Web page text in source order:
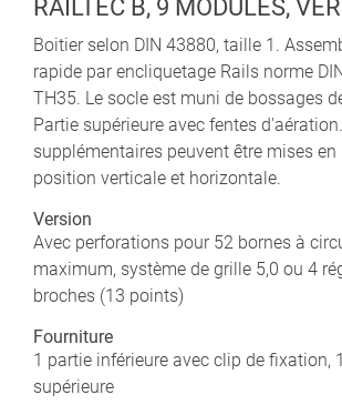
RAILTEC B, 9 MODULES,
Boitier selon DIN 43880, taille 1.
rapide par encliquetage Rails norme
TH35. Le socle est muni de bossages
Partie supérieure avec fentes
supplémentaires peuvent être mises en
position verticale et horizontale.
Version
Avec perforations pour 52 bornes à
maximum, système de grille 5,0 ou 4
broches (13 points)
Fourniture
1 partie inférieure avec clip de fixation,
supérieure